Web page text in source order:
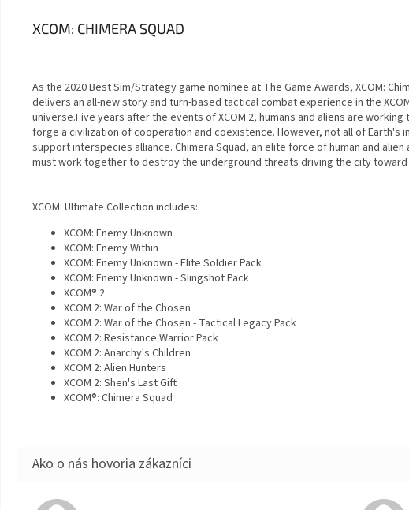
XCOM: CHIMERA SQUAD
As the 2020 Best Sim/Strategy game nominee at The Game Awards, XCOM:
delivers an all-new story and turn-based tactical combat experience in the
universe.Five years after the events of XCOM 2, humans and aliens are
forge a civilization of cooperation and coexistence. However, not all of Earth's
support interspecies alliance. Chimera Squad, an elite force of human and alien
must work together to destroy the underground threats driving the city toward
XCOM: Ultimate Collection includes:
XCOM: Enemy Unknown
XCOM: Enemy Within
XCOM: Enemy Unknown - Elite Soldier Pack
XCOM: Enemy Unknown - Slingshot Pack
XCOM® 2
XCOM 2: War of the Chosen
XCOM 2: War of the Chosen - Tactical Legacy Pack
XCOM 2: Resistance Warrior Pack
XCOM 2: Anarchy's Children
XCOM 2: Alien Hunters
XCOM 2: Shen's Last Gift
XCOM®: Chimera Squad